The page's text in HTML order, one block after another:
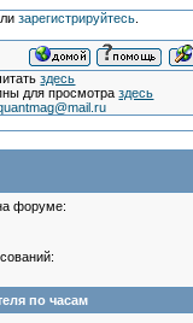
зарегистрируйтесь.
здесь
для просмотраздесь
форуме:
по часам